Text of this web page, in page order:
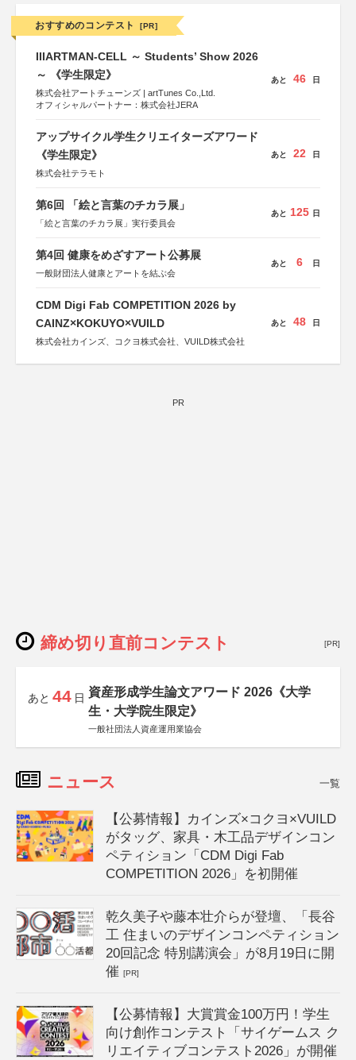
おすすめのコンテスト [PR]
IIIARTMAN-CELL ～ Students’ Show 2026
～ 《学生限定》
株式会社アートチューンズ | artTunes Co.,Ltd.
オフィシャルパートナー：株式会社JERA
あと 46 日
アップサイクル学生クリエイターズアワード
《学生限定》
株式会社テラモト
あと 22 日
第6回 「絵と言葉のチカラ展」
「絵と言葉のチカラ展」実行委員会
あと 125 日
第4回 健康をめざすアート公募展
一般財団法人健康とアートを結ぶ会
あと 6 日
CDM Digi Fab COMPETITION 2026 by
CAINZ×KOKUYO×VUILD
株式会社カインズ、コクヨ株式会社、VUILD株式会社
あと 48 日
PR
締め切り直前コンテスト [PR]
あと 44 日 資産形成学生論文アワード 2026《大学
生・大学院生限定》
一般社団法人資産運用業協会
ニュース 一覧
【公募情報】カインズ×コクヨ×VUILD
がタッグ、家具・木工品デザインコン
ペティション「CDM Digi Fab
COMPETITION 2026」を初開催
乾久美子や藤本壮介らが登壇、「長谷
工 住まいのデザインコンペティション
20回記念 特別講演会」が8月19日に開
催[PR]
【公募情報】大賞賞金100万円！学生
向け創作コンテスト「サイゲームス ク
リエイティブコンテスト2026」が開催